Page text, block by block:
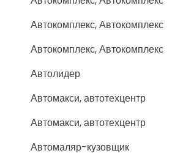
Автокомплекс, Автокомплекс
Автокомплекс, Автокомплекс
Автолидер
Автомакси, автотехцентр
Автомакси, автотехцентр
Автомаляр-кузовщик